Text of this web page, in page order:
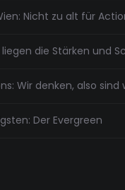
Nicht zu alt für
die Stärken und
Wir denken, also sind
Der Evergreen